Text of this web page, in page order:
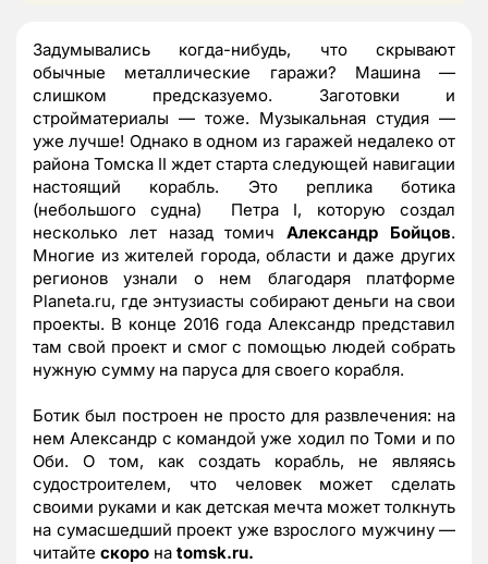
Задумывались когда-нибудь, что скрывают
обычные металлические гаражи? Машина —
слишком предсказуемо. Заготовки и
стройматериалы — тоже. Музыкальная студия —
уже лучше! Однако в одном из гаражей недалеко от
района Томска II ждет старта следующей навигации
настоящий корабль. Это реплика ботика
(небольшого судна) Петра I, которую создал
несколько лет назад томичАлександр Бойцов.
Многие из жителей города, области и даже других
регионов узнали о нем благодаря платформе
Planeta.ru, где энтузиасты собирают деньги на свои
проекты. В конце 2016 года Александр представил
там свой проект и смог с помощью людей собрать
нужную сумму на паруса для своего корабля.
Ботик был построен не просто для развлечения: на
нем Александр с командой уже ходил по Томи и по
Оби. О том, как создать корабль, не являясь
судостроителем, что человек может сделать
своими руками и как детская мечта может толкнуть
на сумасшедший проект уже взрослого мужчину —
читайте скоро на tomsk.ru.